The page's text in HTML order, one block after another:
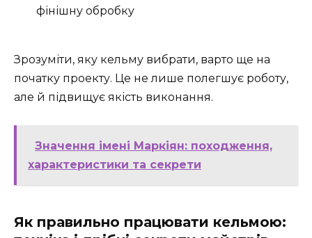
фінішну обробку
Зрозуміти, яку кельму вибрати, варто ще на
початку проекту. Це не лише полегшує роботу,
але й підвищує якість виконання.
Значення імені Маркіян: походження,
характеристики та секрети
Як правильно працювати кельмою: